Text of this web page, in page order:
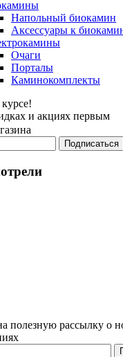
Напольный биокамин
Аксессуары к
Очаги
Порталы
Каминокомплекты
курсе!
и акциях первым
полезную рассылку о